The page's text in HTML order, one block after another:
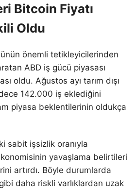
Bitcoin Fiyatı
Oldu
önemli tetikleyicilerinden
ABD iş gücü piyasası
oldu. Ağustos ayı tarım dışı
142.000 iş eklediğini
piyasa beklentilerinin oldukça
sabit işsizlik oranıyla
yavaşlama belirtileri
artırdı. Böyle durumlarda
gibi daha riskli varlıklardan uzak